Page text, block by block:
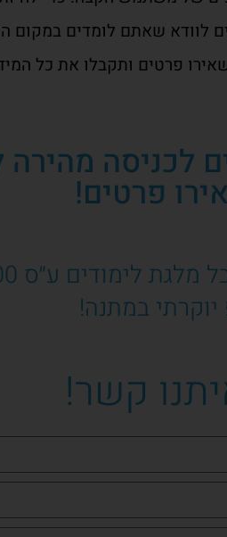
לוודא שאתם לומדים במקום
פרטים ותקבלו את כל
לכניסה מהירה
פרטים!
לימודים ע״ס 3,000 ש״ח
יוקרתי במתנה!
קשר!